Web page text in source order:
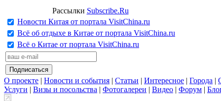
Рассылки Subscribe.Ru
Новости Китая от портала VisitChina.ru
Всё об отдыхе в Китае от портала VisitChina.ru
Всё о Китае от портала VisitChina.ru
О проекте | Новости и события | Статьи | Интересное | Города |
Услуги | Визы и посольства | Фотогалереи | Видео | Форум |